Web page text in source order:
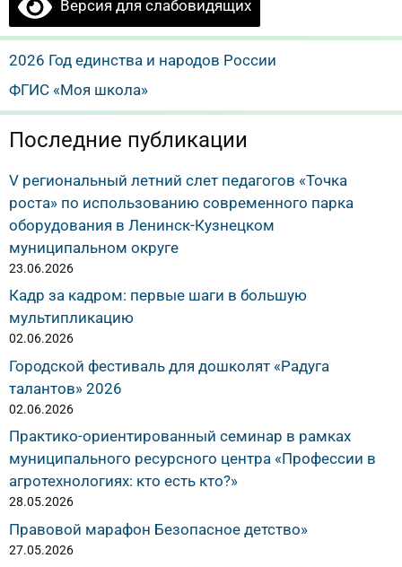
Версия для слабовидящих
2026 Год единства и народов России
ФГИС «Моя школа»
Последние публикации
V региональный летний слет педагогов «Точка
роста» по использованию современного парка
оборудования в Ленинск-Кузнецком
муниципальном округе
23.06.2026
Кадр за кадром: первые шаги в большую
мультипликацию
02.06.2026
Городской фестиваль для дошколят «Радуга
талантов» 2026
02.06.2026
Практико-ориентированный семинар в рамках
муниципального ресурсного центра «Профессии в
агротехнологиях: кто есть кто?»
28.05.2026
Правовой марафон Безопасное детство»
27.05.2026